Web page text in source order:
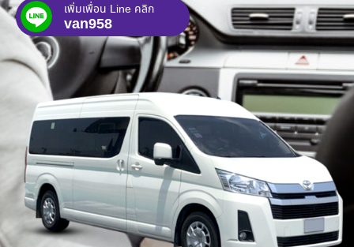
เพิ่มเพื่อน Line คลิก
van958